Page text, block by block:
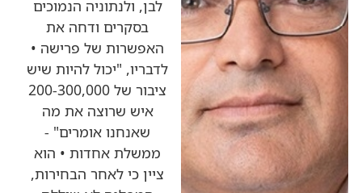
לבן, ולנתוניה הנמוכים
בסקרים ודחה את
האפשרות של פרישה •
לדבריו, "יכול להיות שיש
ציבור של 200-300,000
איש שרוצה את מה
שאנחנו אומרים" -
ממשלת אחדות • הוא
ציין כי לאחר הבחירות,